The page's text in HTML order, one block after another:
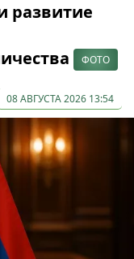
развитие
ФОТО
08 АВГУСТА 2026 13:54